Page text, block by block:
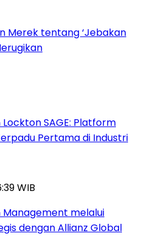
Merek tentang ‘Jebakan
SAGE: Platform
Pertama di Industri
WIB
Management melalui
dengan Allianz Global